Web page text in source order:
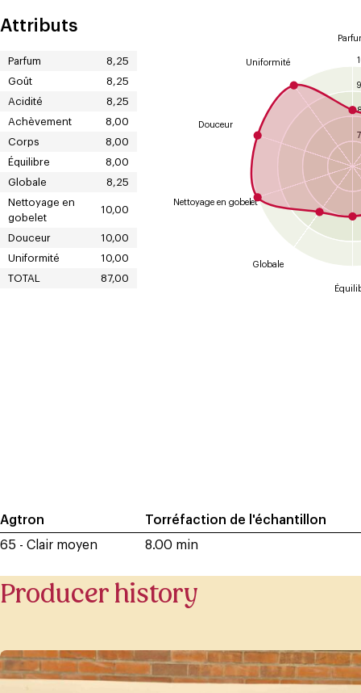
Attributs
Parfum
8,25
Goût
8,25
Acidité
8,25
Achèvement
8,00
Corps
8,00
Équilibre
8,00
Globale
8,25
Nettoyage en
gobelet
10,00
Douceur
10,00
Uniformité
10,00
TOTAL
87,00
9
7
Globale
Nettoyage en gobelet
Douceur
Uniformité
Agtron
65 - Clair moyen
Torréfaction de l'échantillon
8.00 min
Producer history